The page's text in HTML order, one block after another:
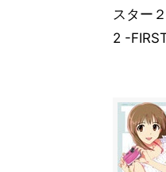
スター
2 -